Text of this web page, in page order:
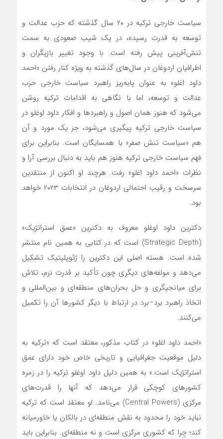
سیاست خارجی ترکیه در ۲۰ سال گذشته که حزب عدالت و
توسعه به قدرت رسیده، در یک شیب صعودی به سمت
تنش‌آفرینی پیش رفته است. با وجود تغییر بازیگران و
اطرافیان اردوغان در سال‌های گذشته به ویژه کنار رفتن «احمد
داود اغلو» به عنوان پایه‌ریز راهبرد سیاست خارجی حزب
عدالت و توسعه، اما با نگاهی به اقدامات ترکیه روشن
می‌شود که هنوز همان اصول و راهبردها و افکار داود اوغلو در
سیاست خارجی ترکیه پیگیری می‌شود، جز یک مورد و آن
هم «سیاست تنش صفر» با همسایگان است. بنابراین برای
فهم سیاست خارجی ترکیه هنوز هم باید به دنبال بررسی آرا و
نظرات «احمد داود اغلو» رفت. هرچند او اکنون از منتقدین
سرسخت و رقیب احتمالی اردوغان در انتخابات ۲۰۲۳ خواهد
بود.
دکترین داود اوغلو معروف به دکترین «عمق استراتژیک»
(Strategic Depth) است که در کتابی به همین نام منتشر
شده است. هسته اصلی این دکترین را ژئوپلیتیک تشکیل
می‌دهد و مولفه‌های دیگری چون تأکید بر قدرت نرم،‌ تلاش
برای میانجیگری و حل بحران‌های منطقه‌ای و بین‌المللی و
اتخاذ راهبرد برد–برد در ارتباط با دیگر کشورها آن را تکمیل
می‌کنند.
«احمد داود اغلو» در کتاب مذکور،‌ معتقد است که «ترکیه به
دلیل موقعیت جغرافیایی و تاریخی خاص خود دارای عمق
استراتژیک است.» به همین دلیل داود اوغلو ترکیه را در زمره
کشورهای کوچکی قرار می‌دهد که آنها را قدرت‌های
مرکزی (Central Powers) می‌نامد. او معتقد است که ترکیه
نباید خود را محدود به نقش منطقه‌ای در بالکان یا خاورمیانه
کند؛ چرا که کشوری مرکزی است و نه منطقه‌ای. بنابراین باید